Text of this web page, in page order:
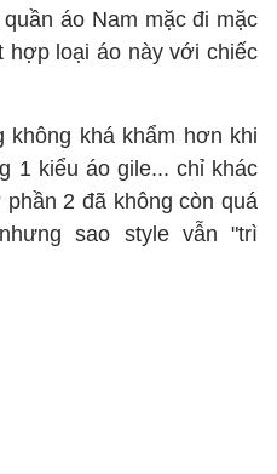
áo Nam mặc đi mặc
hợp loại áo này với chiếc
không khá khẩm hơn khi
1 kiểu áo gile... chỉ khác
2 đã không còn quá
sao style vẫn "trì